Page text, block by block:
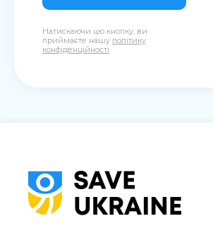
Натискаючи цю кнопку, ви
приймаєте нашу політику
конфіденційності